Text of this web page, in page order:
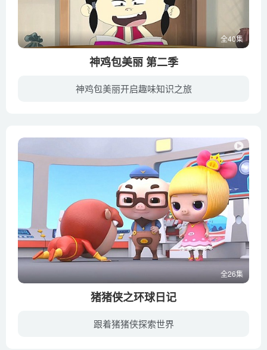
全40集
神鸡包美丽 第二季
神鸡包美丽开启趣味知识之旅
全26集
猪猪侠之环球日记
跟着猪猪侠探索世界